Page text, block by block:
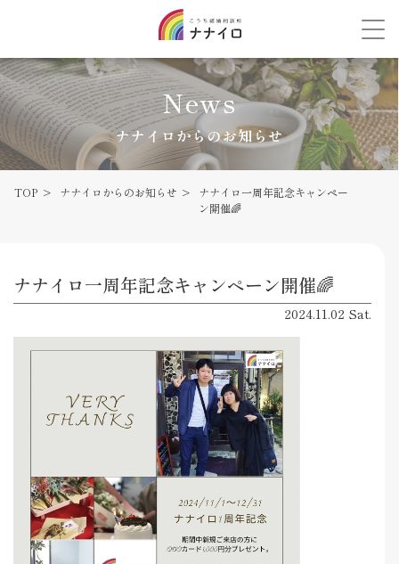
News
ナナイロからのお知らせ
TOP ナナイロからのお知らせ
ナナイロ一周年記念キャンペー
ン開催🌈
ナナイロ一周年記念キャンペーン開催🌈
2024.11.02 Sat.